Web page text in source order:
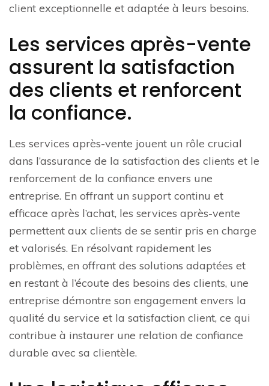
client exceptionnelle et adaptée à leurs besoins.
Les services après-vente
assurent la satisfaction
des clients et renforcent
la confiance.
Les services après-vente jouent un rôle crucial
dans l’assurance de la satisfaction des clients et le
renforcement de la confiance envers une
entreprise. En offrant un support continu et
efficace après l’achat, les services après-vente
permettent aux clients de se sentir pris en charge
et valorisés. En résolvant rapidement les
problèmes, en offrant des solutions adaptées et
en restant à l’écoute des besoins des clients, une
entreprise démontre son engagement envers la
qualité du service et la satisfaction client, ce qui
contribue à instaurer une relation de confiance
durable avec sa clientèle.